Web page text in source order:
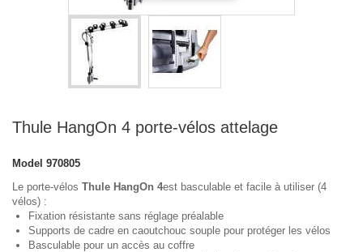
Thule HangOn 4 porte-vélos attelage
Model 970805
Le porte-vélos Thule HangOn 4est basculable et facile à utiliser (4
vélos) :
Fixation résistante sans réglage préalable
Supports de cadre en caoutchouc souple pour protéger les vélos
Basculable pour un accès au coffre